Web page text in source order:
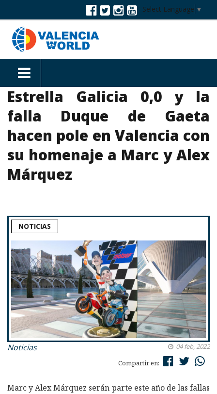
Select Language ▼
Estrella Galicia 0,0 y la
falla Duque de Gaeta
hacen pole en Valencia con
su homenaje a Marc y Alex
Márquez
NOTICIAS
Noticias
04 feb, 2022
Compartir en:
Marc y Alex Márquez serán parte este año de las fallas